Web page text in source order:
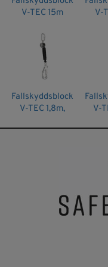
V-TEC 15m
MSA
V-
Fallskyddsblock
V-TEC 1,8m,
V-